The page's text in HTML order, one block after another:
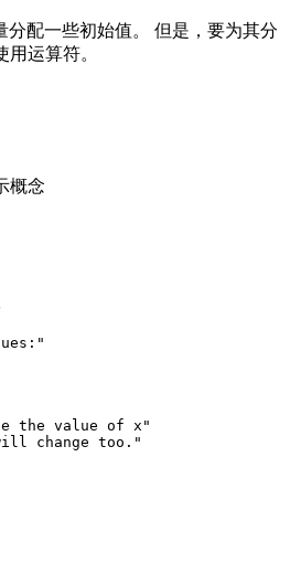
分配一些初始值。 但是，要为其分
运算符。
概念
the value of x"
change too."